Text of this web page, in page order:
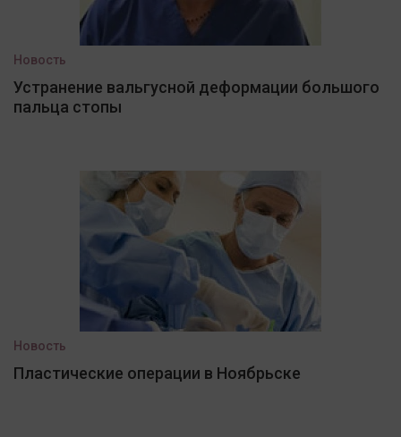
Новость
Устранение вальгусной деформации большого
пальца стопы
Новость
Пластические операции в Ноябрьске